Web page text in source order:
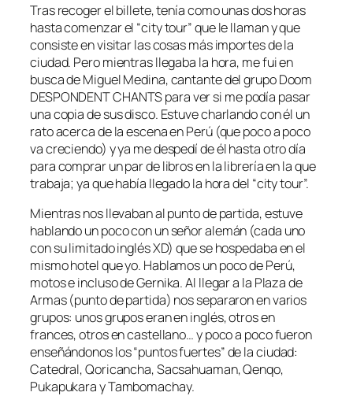
Tras recoger el billete, tenía como unas dos horas
hasta comenzar el “city tour” que le llaman y que
consiste en visitar las cosas más importes de la
ciudad. Pero mientras llegaba la hora, me fui en
busca de Miguel Medina, cantante del grupo Doom
DESPONDENT CHANTS para ver si me podía pasar
una copia de sus disco. Estuve charlando con él un
rato acerca de la escena en Perú (que poco a poco
va creciendo) y ya me despedí de él hasta otro día
para comprar un par de libros en la librería en la que
trabaja; ya que había llegado la hora del “city tour”.
Mientras nos llevaban al punto de partida, estuve
hablando un poco con un señor alemán (cada uno
con su limitado inglés XD) que se hospedaba en el
mismo hotel que yo. Hablamos un poco de Perú,
motos e incluso de Gernika. Al llegar a la Plaza de
Armas (punto de partida) nos separaron en varios
grupos: unos grupos eran en inglés, otros en
frances, otros en castellano… y poco a poco fueron
enseñándonos los “puntos fuertes” de la ciudad:
Catedral, Qoricancha, Sacsahuaman, Qenqo,
Pukapukara y Tambomachay.